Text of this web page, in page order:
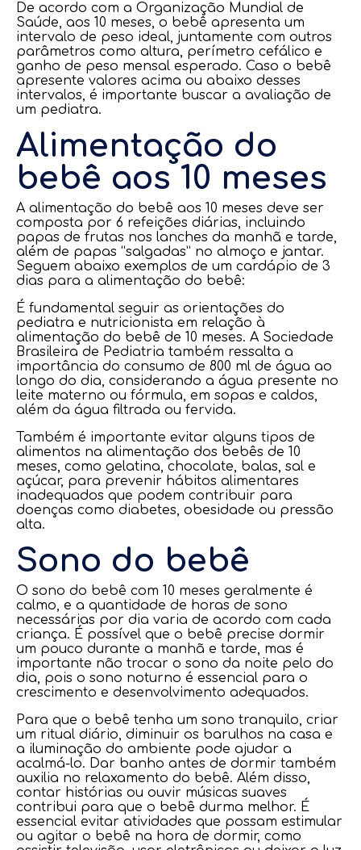
De acordo com a Organização Mundial de
Saúde, aos 10 meses, o bebê apresenta um
intervalo de peso ideal, juntamente com outros
parâmetros como altura, perímetro cefálico e
ganho de peso mensal esperado. Caso o bebê
apresente valores acima ou abaixo desses
intervalos, é importante buscar a avaliação de
um pediatra.
Alimentação do
bebê aos 10 meses
A alimentação do bebê aos 10 meses deve ser
composta por 6 refeições diárias, incluindo
papas de frutas nos lanches da manhã e tarde,
além de papas “salgadas” no almoço e jantar.
Seguem abaixo exemplos de um cardápio de 3
dias para a alimentação do bebê:
É fundamental seguir as orientações do
pediatra e nutricionista em relação à
alimentação do bebê de 10 meses. A Sociedade
Brasileira de Pediatria também ressalta a
importância do consumo de 800 ml de água ao
longo do dia, considerando a água presente no
leite materno ou fórmula, em sopas e caldos,
além da água filtrada ou fervida.
Também é importante evitar alguns tipos de
alimentos na alimentação dos bebês de 10
meses, como gelatina, chocolate, balas, sal e
açúcar, para prevenir hábitos alimentares
inadequados que podem contribuir para
doenças como diabetes, obesidade ou pressão
alta.
Sono do bebê
O sono do bebê com 10 meses geralmente é
calmo, e a quantidade de horas de sono
necessárias por dia varia de acordo com cada
criança. É possível que o bebê precise dormir
um pouco durante a manhã e tarde, mas é
importante não trocar o sono da noite pelo do
dia, pois o sono noturno é essencial para o
crescimento e desenvolvimento adequados.
Para que o bebê tenha um sono tranquilo, criar
um ritual diário, diminuir os barulhos na casa e
a iluminação do ambiente pode ajudar a
acalmá-lo. Dar banho antes de dormir também
auxilia no relaxamento do bebê. Além disso,
contar histórias ou ouvir músicas suaves
contribui para que o bebê durma melhor. É
essencial evitar atividades que possam estimular
ou agitar o bebê na hora de dormir, como